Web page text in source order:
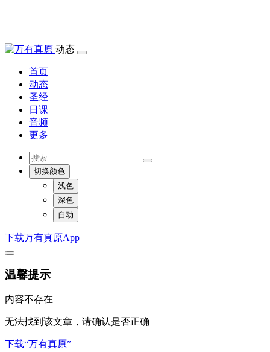
动态
首页
动态
圣经
日课
音频
更多
切换颜色
浅色
深色
自动
下载万有真原App
温馨提示
内容不存在
无法找到该文章，请确认是否正确
下载“万有真原”